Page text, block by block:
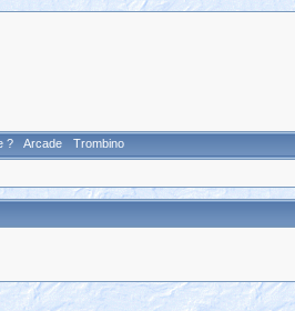
? Arcade Trombino